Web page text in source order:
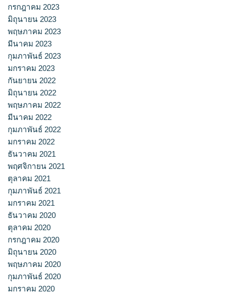
กรกฎาคม 2023
มิถุนายน 2023
พฤษภาคม 2023
มีนาคม 2023
กุมภาพันธ์ 2023
มกราคม 2023
กันยายน 2022
มิถุนายน 2022
พฤษภาคม 2022
มีนาคม 2022
กุมภาพันธ์ 2022
มกราคม 2022
ธันวาคม 2021
พฤศจิกายน 2021
ตุลาคม 2021
กุมภาพันธ์ 2021
มกราคม 2021
ธันวาคม 2020
ตุลาคม 2020
กรกฎาคม 2020
มิถุนายน 2020
พฤษภาคม 2020
กุมภาพันธ์ 2020
มกราคม 2020